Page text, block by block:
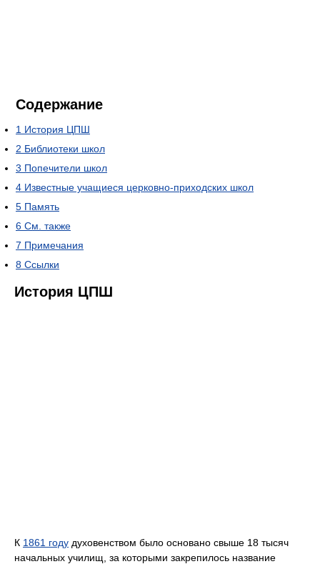
Содержание
1 История ЦПШ
2 Библиотеки школ
3 Попечители школ
4 Известные учащиеся церковно-приходских школ
5 Память
6 См. также
7 Примечания
8 Ссылки
История ЦПШ
К 1861 году духовенством было основано свыше 18 тысяч
начальных училищ, за которыми закрепилось название